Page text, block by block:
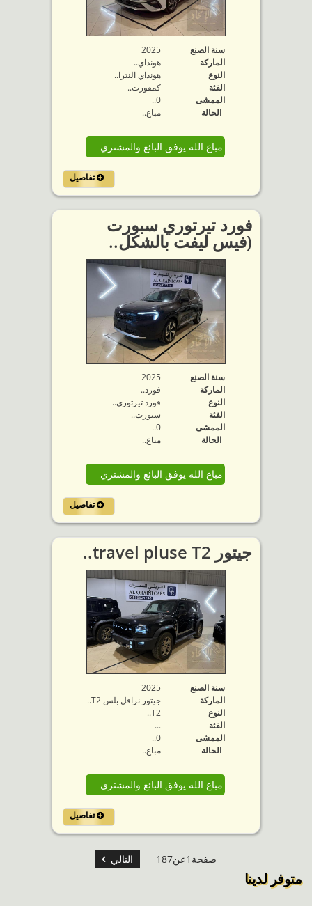
سنة الصنع
2025
الماركة
هونداي..
النوع
هونداي النترا..
الفئة
كمفورت..
الممشى
0..
الحالة
مباع..
مباع الله يوفق البائع والمشتري
تفاصيل
فورد تيرتوري سبورت
(فيس ليفت بالشكل..
سنة الصنع
2025
الماركة
فورد..
النوع
فورد تيرتوري..
الفئة
سبورت..
الممشى
0..
الحالة
مباع..
مباع الله يوفق البائع والمشتري
تفاصيل
جيتور travel pluse T2..
سنة الصنع
2025
الماركة
جيتور نرافل بلس T2..
النوع
T2..
الفئة
...
الممشى
0..
الحالة
مباع..
مباع الله يوفق البائع والمشتري
تفاصيل
صفحة1عن187 التالي
متوفر لدينا